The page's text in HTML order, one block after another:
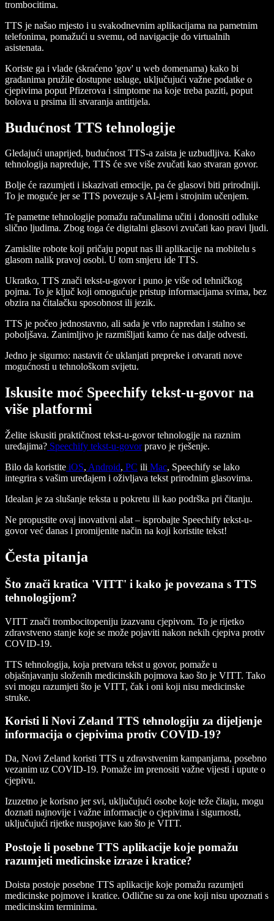
trombocitima.
TTS je našao mjesto i u svakodnevnim aplikacijama na pametnim
telefonima, pomažući u svemu, od navigacije do virtualnih
asistenata.
Koriste ga i vlade (skraćeno 'gov' u web domenama) kako bi
građanima pružile dostupne usluge, uključujući važne podatke o
cjepivima poput Pfizerova i simptome na koje treba paziti, poput
bolova u prsima ili stvaranja antitijela.
Budućnost TTS tehnologije
Gledajući unaprijed, budućnost TTS-a zaista je uzbudljiva. Kako
tehnologija napreduje, TTS će sve više zvučati kao stvaran govor.
Bolje će razumjeti i iskazivati emocije, pa će glasovi biti prirodniji.
To je moguće jer se TTS povezuje s AI-jem i strojnim učenjem.
Te pametne tehnologije pomažu računalima učiti i donositi odluke
slično ljudima. Zbog toga će digitalni glasovi zvučati kao pravi ljudi.
Zamislite robote koji pričaju poput nas ili aplikacije na mobitelu s
glasom nalik pravoj osobi. U tom smjeru ide TTS.
Ukratko, TTS znači tekst-u-govor i puno je više od tehničkog
pojma. To je ključ koji omogućuje pristup informacijama svima, bez
obzira na čitalačku sposobnost ili jezik.
TTS je počeo jednostavno, ali sada je vrlo napredan i stalno se
poboljšava. Zanimljivo je razmišljati kamo će nas dalje odvesti.
Jedno je sigurno: nastavit će uklanjati prepreke i otvarati nove
mogućnosti u tehnološkom svijetu.
Iskusite moć Speechify tekst-u-govor na
više platformi
Želite iskusiti praktičnost tekst-u-govor tehnologije na raznim
uređajima? Speechify tekst-u-govorpravo je rješenje.
Bilo da koristite iOS, Android, PC ili Mac, Speechify se lako
integrira s vašim uređajem i oživljava tekst prirodnim glasovima.
Idealan je za slušanje teksta u pokretu ili kao podrška pri čitanju.
Ne propustite ovaj inovativni alat – isprobajte Speechify tekst-u-
govor već danas i promijenite način na koji koristite tekst!
Česta pitanja
Što znači kratica 'VITT' i kako je povezana s TTS
tehnologijom?
VITT znači trombocitopeniju izazvanu cjepivom. To je rijetko
zdravstveno stanje koje se može pojaviti nakon nekih cjepiva protiv
COVID-19.
TTS tehnologija, koja pretvara tekst u govor, pomaže u
objašnjavanju složenih medicinskih pojmova kao što je VITT. Tako
svi mogu razumjeti što je VITT, čak i oni koji nisu medicinske
struke.
Koristi li Novi Zeland TTS tehnologiju za dijeljenje
informacija o cjepivima protiv COVID-19?
Da, Novi Zeland koristi TTS u zdravstvenim kampanjama, posebno
vezanim uz COVID-19. Pomaže im prenositi važne vijesti i upute o
cjepivu.
Izuzetno je korisno jer svi, uključujući osobe koje teže čitaju, mogu
doznati najnovije i važne informacije o cjepivima i sigurnosti,
uključujući rijetke nuspojave kao što je VITT.
Postoje li posebne TTS aplikacije koje pomažu
razumjeti medicinske izraze i kratice?
Doista postoje posebne TTS aplikacije koje pomažu razumjeti
medicinske pojmove i kratice. Odlične su za one koji nisu upoznati s
medicinskim terminima.